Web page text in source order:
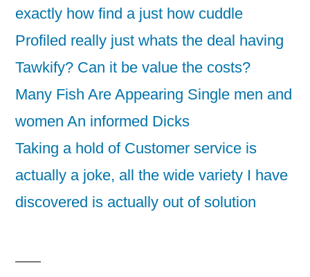
exactly how find a just how cuddle
Profiled really just whats the deal having
Tawkify? Can it be value the costs?
Many Fish Are Appearing Single men and
women An informed Dicks
Taking a hold of Customer service is
actually a joke, all the wide variety I have
discovered is actually out of solution